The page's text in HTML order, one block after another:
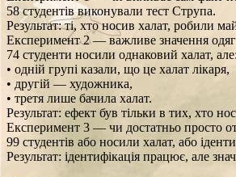
58 студентів виконували тест Струпа.
Результат: ті, хто носив халат, робили
Експеримент 2 — важливе значення
74 студенти носили однаковий халат, але:
• одній групі казали, що це халат лікаря,
• другій — художника,
• третя лише бачила халат.
Результат: ефект був тільки в тих, хто
Експеримент 3 — чи достатньо просто
99 студентів або носили халат, або
Результат: ідентифікація працює, але